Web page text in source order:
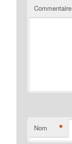
Commentaire
Nom *